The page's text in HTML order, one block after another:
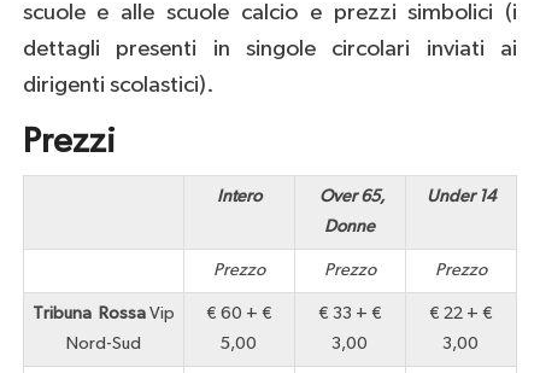
scuole e alle scuole calcio e prezzi simbolici (i
dettagli presenti in singole circolari inviati ai
dirigenti scolastici).
Prezzi
Intero
Over 65,
Donne
Under 14
Prezzo Prezzo Prezzo
Tribuna Rossa Vip
Nord-Sud
€ 60 + €
5,00
€ 33 + €
3,00
€ 22 + €
3,00